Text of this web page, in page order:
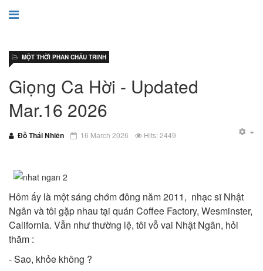
Giọng Ca Hời - Updated
Mar.16 2026
Đỗ Thái Nhiên
MỘT THỜI PHAN CHÂU TRINH
16 March 2026 Hits: 2449
Hôm ấy là một sáng chớm đông năm 2011, nhạc sĩ Nhật
Ngân và tôi gặp nhau tại quán Coffee Factory, Wesminster,
California. Vẫn như thường lệ, tôi vỗ vai Nhật Ngân, hỏi
thăm :
- Sao, khỏe không ?